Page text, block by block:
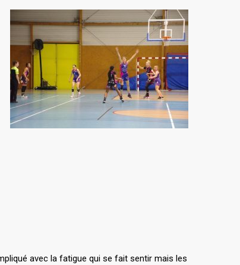
avec la fatigue qui se fait sentir mais les